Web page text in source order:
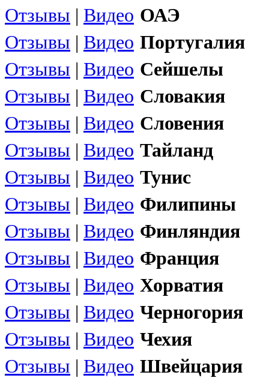
Отзывы | Видео ОАЭ
Отзывы | Видео Португалия
Отзывы | Видео Сейшелы
Отзывы | Видео Словакия
Отзывы | Видео Словения
Отзывы | Видео Тайланд
Отзывы | Видео Тунис
Отзывы | Видео Филипины
Отзывы | Видео Финляндия
Отзывы | Видео Франция
Отзывы | Видео Хорватия
Отзывы | Видео Черногория
Отзывы | Видео Чехия
Отзывы | Видео Швейцария